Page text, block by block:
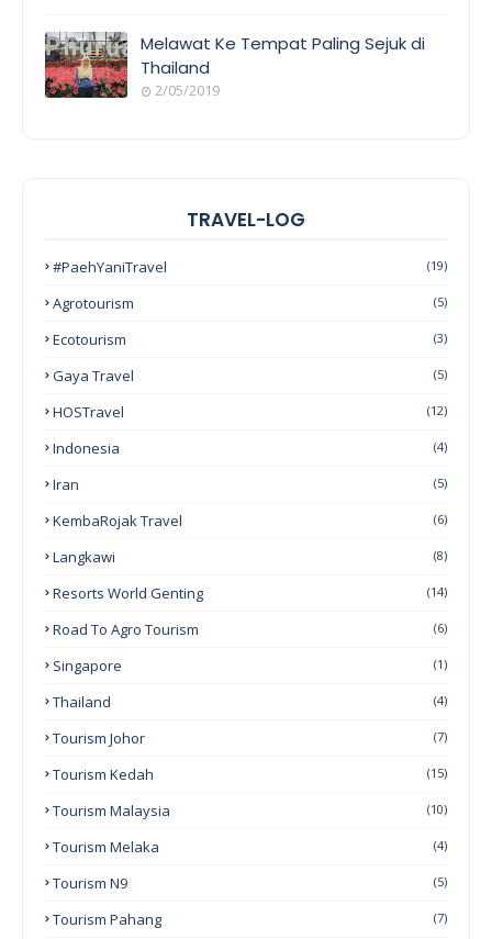
Melawat Ke Tempat Paling Sejuk di
Thailand
2/05/2019
TRAVEL-LOG
#PaehYaniTravel (19)
Agrotourism (5)
Ecotourism (3)
Gaya Travel (5)
HOSTravel (12)
Indonesia (4)
Iran (5)
KembaRojak Travel (6)
Langkawi (8)
Resorts World Genting (14)
Road To Agro Tourism (6)
Singapore (1)
Thailand (4)
Tourism Johor (7)
Tourism Kedah (15)
Tourism Malaysia (10)
Tourism Melaka (4)
Tourism N9 (5)
Tourism Pahang (7)